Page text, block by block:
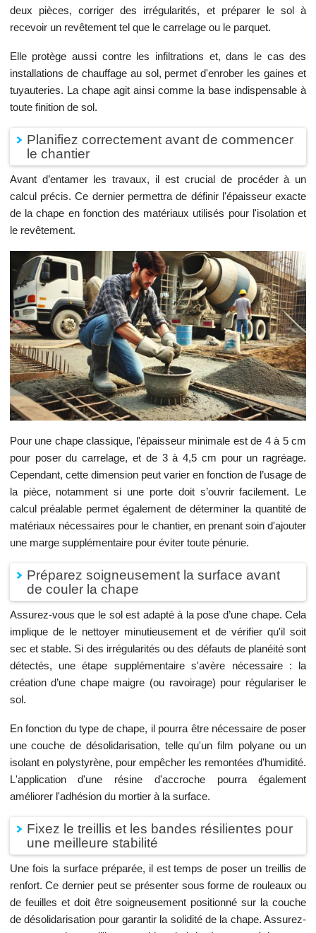
deux pièces, corriger des irrégularités, et préparer le sol à
recevoir un revêtement tel que le carrelage ou le parquet.
Elle protège aussi contre les infiltrations et, dans le cas des
installations de chauffage au sol, permet d'enrober les gaines et
tuyauteries. La chape agit ainsi comme la base indispensable à
toute finition de sol.
Planifiez correctement avant de commencer
le chantier
Avant d’entamer les travaux, il est crucial de procéder à un
calcul précis. Ce dernier permettra de définir l'épaisseur exacte
de la chape en fonction des matériaux utilisés pour l'isolation et
le revêtement.
Pour une chape classique, l'épaisseur minimale est de 4 à 5 cm
pour poser du carrelage, et de 3 à 4,5 cm pour un ragréage.
Cependant, cette dimension peut varier en fonction de l’usage de
la pièce, notamment si une porte doit s’ouvrir facilement. Le
calcul préalable permet également de déterminer la quantité de
matériaux nécessaires pour le chantier, en prenant soin d'ajouter
une marge supplémentaire pour éviter toute pénurie.
Préparez soigneusement la surface avant
de couler la chape
Assurez-vous que le sol est adapté à la pose d’une chape. Cela
implique de le nettoyer minutieusement et de vérifier qu'il soit
sec et stable. Si des irrégularités ou des défauts de planéité sont
détectés, une étape supplémentaire s'avère nécessaire : la
création d’une chape maigre (ou ravoirage) pour régulariser le
sol.
En fonction du type de chape, il pourra être nécessaire de poser
une couche de désolidarisation, telle qu'un film polyane ou un
isolant en polystyrène, pour empêcher les remontées d’humidité.
L'application d'une résine d'accroche pourra également
améliorer l'adhésion du mortier à la surface.
Fixez le treillis et les bandes résilientes pour
une meilleure stabilité
Une fois la surface préparée, il est temps de poser un treillis de
renfort. Ce dernier peut se présenter sous forme de rouleaux ou
de feuilles et doit être soigneusement positionné sur la couche
de désolidarisation pour garantir la solidité de la chape. Assurez-